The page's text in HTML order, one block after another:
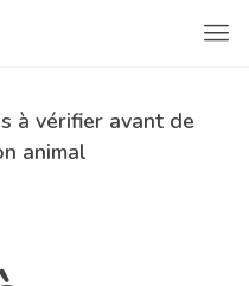
à vérifier avant de
animal